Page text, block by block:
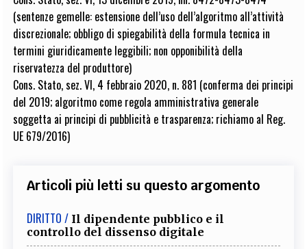
(sentenze gemelle: estensione dell’uso dell’algoritmo all’attività
discrezionale; obbligo di spiegabilità della formula tecnica in
termini giuridicamente leggibili; non opponibilità della
riservatezza del produttore)
Cons. Stato, sez. VI, 4 febbraio 2020, n. 881 (conferma dei principi
del 2019; algoritmo come regola amministrativa generale
soggetta ai principi di pubblicità e trasparenza; richiamo al Reg.
UE 679/2016)
Articoli più letti su questo argomento
DIRITTO / Il dipendente pubblico e il
controllo del dissenso digitale